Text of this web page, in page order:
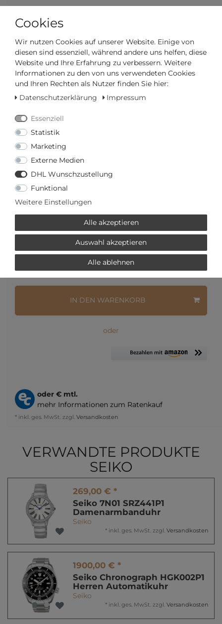
Auf Lager, sofort versandbereit
AUTORISIERTER HÄNDLER
SCHNELLE LIEFERZEIT
Ihr Preis bei 3% Skonto
Wunschliste Frage zum Artikel Preisanfrage
IN DEN WARENKORB
oder
oder € mtl.
mehr Informationen zum Ratenkauf
* inkl. ges. MwSt. zzgl. Versandkosten
VERWANDTE PRODUKTE
SEIKO
269,00 € *
Seiko 7N01 SRZ441P1
Damenarmbanduhr
Seiko
* inkl. ges. MwSt. zzgl. Versandkosten
1900,00 € *
Seiko Chronograph HGK002P1
Herren Automatikuhr
Seiko
* inkl. ges. MwSt. zzgl. Versandkosten
Cookies
Wir nutzen Cookies auf unserer Website. Einige von
diesen sind essenziell, während andere uns helfen, diese
Website und Ihre Erfahrung zu verbessern. Weitere
Informationen zu den von uns verwendeten Cookies
und Ihren Rechten als Nutzer finden Sie hier:
Datenschutzerklärung
Impressum
Essenziell
Statistik
Marketing
Externe Medien
DHL Wunschzustellung
Funktional
Weitere Einstellungen
Alle akzeptieren
Auswahl akzeptieren
Alle ablehnen